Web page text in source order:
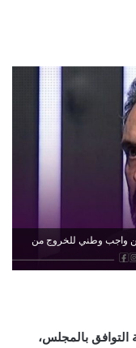
واجب وطني للخروج من
بالمجلس،